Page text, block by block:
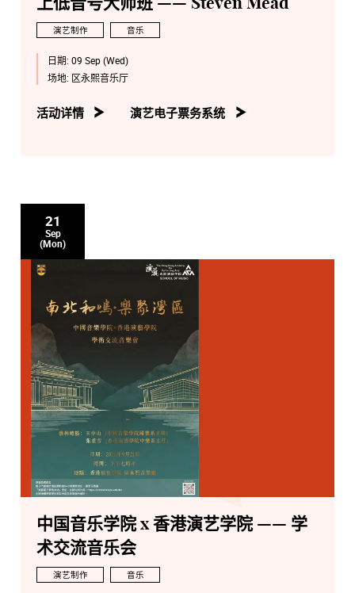
上低音号大师班 —— Steven Mead
演艺制作 音乐
日期: 09 Sep (Wed)
场地: 区永熙音乐厅
活动详情 演艺电子票务系统
21
Sep
(Mon)
中国音乐学院 x 香港演艺学院 —— 学
术交流音乐会
演艺制作 音乐